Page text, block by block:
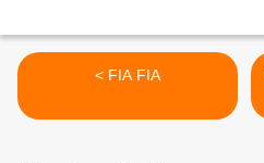
< FIA FIA